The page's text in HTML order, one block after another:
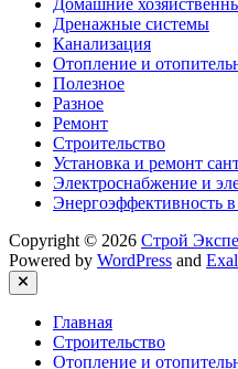
Домашние
Дренажные системы
Канализация
Отопление и
Полезное
Разное
Ремонт
Строительство
Установка и ремонт
Электроснабжение и
Энергоэффективность
Copyright © 2026 Строй
Powered by WordPress and
Close
Главная
Строительство
Отопление и